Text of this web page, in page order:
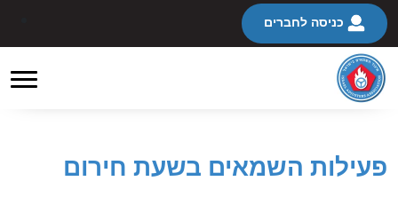
כניסה לחברים
פעילות השמאים בשעת חירום